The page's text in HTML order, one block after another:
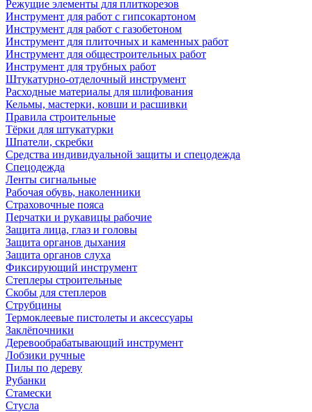
Режущие элементы для плиткорезов
Инструмент для работ с гипсокартоном
Инструмент для работ с газобетоном
Инструмент для плиточных и каменных работ
Инструмент для общестроительных работ
Инструмент для трубных работ
Штукатурно-отделочный инструмент
Расходные материалы для шлифования
Кельмы, мастерки, ковши и расшивки
Правила строительные
Тёрки для штукатурки
Шпатели, скребки
Средства индивидуальной защиты и спецодежда
Спецодежда
Ленты сигнальные
Рабочая обувь, наколенники
Страховочные пояса
Перчатки и рукавицы рабочие
Защита лица, глаз и головы
Защита органов дыхания
Защита органов слуха
Фиксирующий инструмент
Степлеры строительные
Скобы для степлеров
Струбцины
Термоклеевые пистолеты и аксессуары
Заклёпочники
Деревообрабатывающий инструмент
Лобзики ручные
Пилы по дереву
Рубанки
Стамески
Стусла